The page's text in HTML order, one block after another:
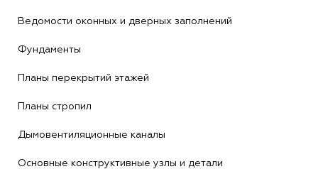
Ведомости оконных и дверных заполнений
Фундаменты
Планы перекрытий этажей
Планы стропил
Дымовентиляционные каналы
Основные конструктивные узлы и детали